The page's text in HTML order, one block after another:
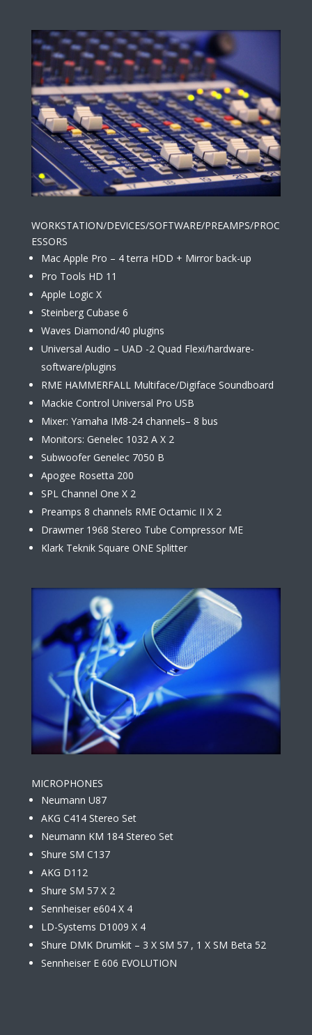
WORKSTATION/DEVICES/SOFTWARE/PREAMPS/PROC
ESSORS
Mac Apple Pro – 4 terra HDD + Mirror back-up
Pro Tools HD 11
Apple Logic X
Steinberg Cubase 6
Waves Diamond/40 plugins
Universal Audio – UAD -2 Quad Flexi/hardware-
software/plugins
RME HAMMERFALL Multiface/Digiface Soundboard
Mackie Control Universal Pro USB
Mixer: Yamaha IM8-24 channels– 8 bus
Monitors: Genelec 1032 A X 2
Subwoofer Genelec 7050 B
Apogee Rosetta 200
SPL Channel One X 2
Preamps 8 channels RME Octamic II X 2
Drawmer 1968 Stereo Tube Compressor ME
Klark Teknik Square ONE Splitter
MICROPHONES
Neumann U87
AKG C414 Stereo Set
Neumann KM 184 Stereo Set
Shure SM C137
AKG D112
Shure SM 57 X 2
Sennheiser e604 X 4
LD-Systems D1009 X 4
Shure DMK Drumkit – 3 X SM 57 , 1 X SM Beta 52
Sennheiser E 606 EVOLUTION